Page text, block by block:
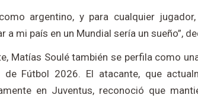
argentino, y para cualquier
a mi país en un Mundial sería un sueño”,
Matías Soulé también se perfila como
de Fútbol 2026. El atacante, que
en Juventus, reconoció que